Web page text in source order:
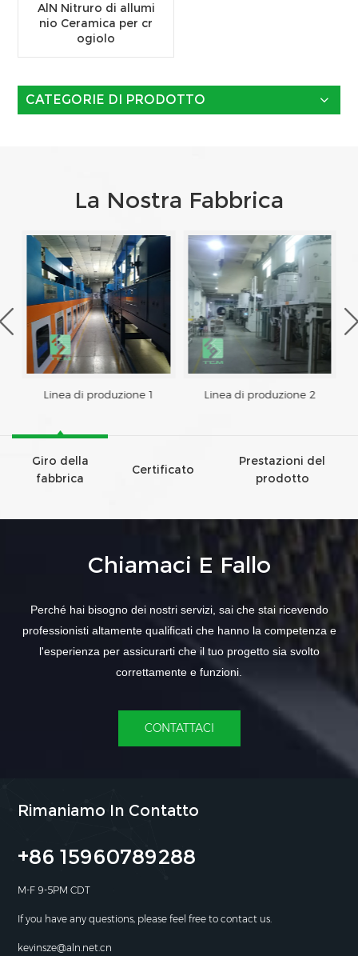
AlN Nitruro di allumi
nio Ceramica per cr
ogiolo
CATEGORIE DI PRODOTTO
La Nostra Fabbrica
Linea di produzione 1 Linea di produzione 2
Giro della
fabbrica
Certificato
Prestazioni del
prodotto
Chiamaci E Fallo
Perché hai bisogno dei nostri servizi, sai che stai ricevendo
professionisti altamente qualificati che hanno la competenza e
l'esperienza per assicurarti che il tuo progetto sia svolto
correttamente e funzioni.
CONTATTACI
Rimaniamo In Contatto
+86 15960789288
M-F 9-5PM CDT
If you have any questions, please feel free to contact us.
kevinsze@aln.net.cn